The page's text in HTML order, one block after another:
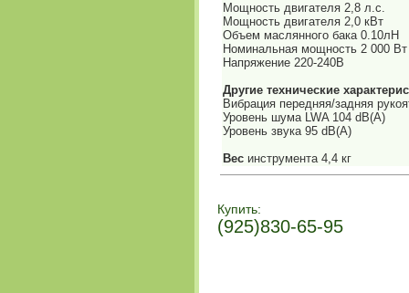
Мощность двигателя 2,8 л.с.
Мощность двигателя 2,0 кВт
Объем маслянного бака 0.10лН
Номинальная мощность 2 000 Вт
Напряжение 220-240В
Другие технические
Вибрация передняя/задняя
Уровень шума LWA 104 dB(A)
Уровень звука 95 dB(A)
Вес инструмента 4,4 кг
Купить:
(925)830-65-95